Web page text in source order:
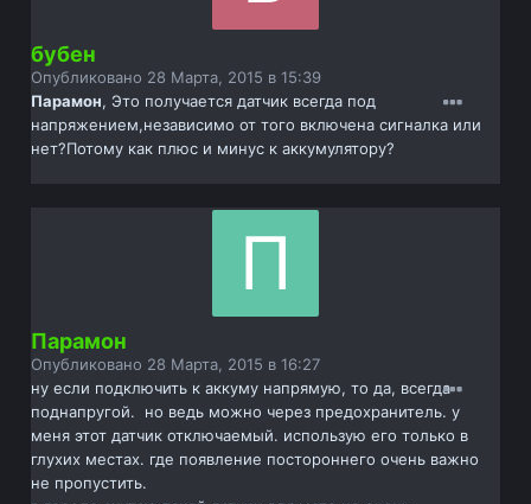
бубен
Опубликовано 28 Марта, 2015 в 15:39
Парамон, Это получается датчик всегда под
напряжением,независимо от того включена сигналка или
нет?Потому как плюс и минус к аккумулятору?
Парамон
Опубликовано 28 Марта, 2015 в 16:27
ну если подключить к аккуму напрямую, то да, всегда
поднапругой. но ведь можно через предохранитель. у
меня этот датчик отключаемый. использую его только в
глухих местах. где появление постороннего очень важно
не пропустить.